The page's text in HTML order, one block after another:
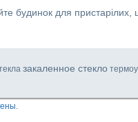
будинок для
закаленное стекло